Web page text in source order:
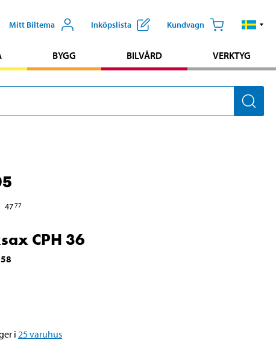
Mitt Biltema Inköpslista Kundvagn
BYGG BILVÅRD VERKTYG
4777
CPH 36
i 25varuhus